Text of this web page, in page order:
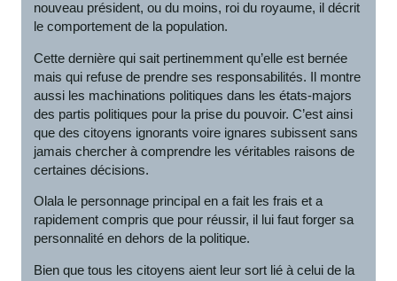
nouveau président, ou du moins, roi du royaume, il décrit
le comportement de la population.
Cette dernière qui sait pertinemment qu’elle est bernée
mais qui refuse de prendre ses responsabilités. Il montre
aussi les machinations politiques dans les états-majors
des partis politiques pour la prise du pouvoir. C’est ainsi
que des citoyens ignorants voire ignares subissent sans
jamais chercher à comprendre les véritables raisons de
certaines décisions.
Olala le personnage principal en a fait les frais et a
rapidement compris que pour réussir, il lui faut forger sa
personnalité en dehors de la politique.
Bien que tous les citoyens aient leur sort lié à celui de la